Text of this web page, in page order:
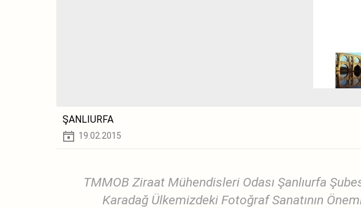
ŞANLIURFA
19.02.2015
TMMOB Ziraat Mühendisleri Odası Şanlıurfa
Karadağ‎ Ülkemizdeki Fotoğraf Sanatının